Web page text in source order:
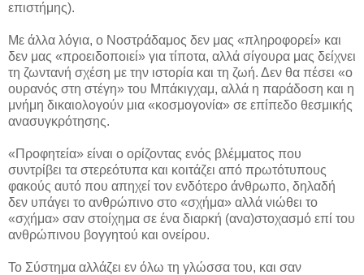
επιστήμης).
Με άλλα λόγια, ο Νοστράδαμος δεν μας «πληροφορεί» και
δεν μας «προειδοποιεί» για τίποτα, αλλά σίγουρα μας δείχνει
τη ζωντανή σχέση με την ιστορία και τη ζωή. Δεν θα πέσει «ο
ουρανός στη στέγη» του Μπάκιγχαμ, αλλά η παράδοση και η
μνήμη δικαιολογούν μια «κοσμογονία» σε επίπεδο θεσμικής
ανασυγκρότησης.
«Προφητεία» είναι ο ορίζοντας ενός βλέμματος που
συντρίβει τα στερεότυπα και κοιτάζει από πρωτότυπους
φακούς αυτό που απηχεί τον ενδότερο άνθρωπο, δηλαδή
δεν υπάγει το ανθρώπινο στο «σχήμα» αλλά νιώθει το
«σχήμα» σαν στοίχημα σε ένα διαρκή (ανα)στοχασμό επί του
ανθρώπινου βογγητού και ονείρου.
Το Σύστημα αλλάζει εν όλω τη γλώσσα του, και σαν